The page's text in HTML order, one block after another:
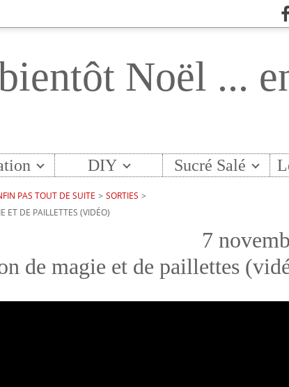
Noël ...
DIY Sucré Salé
PAS TOUT DE SUITE > SORTIES >
ET DE PAILLETTES (VIDÉO)
7
de magie et de paillettes